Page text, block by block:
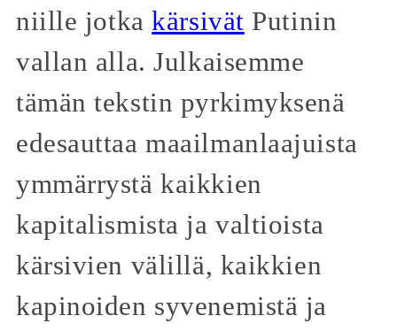
niille jotkakärsivät Putinin
vallan alla. Julkaisemme
tämän tekstin pyrkimyksenä
edesauttaa maailmanlaajuista
ymmärrystä kaikkien
kapitalismista ja valtioista
kärsivien välillä, kaikkien
kapinoiden syvenemistä ja